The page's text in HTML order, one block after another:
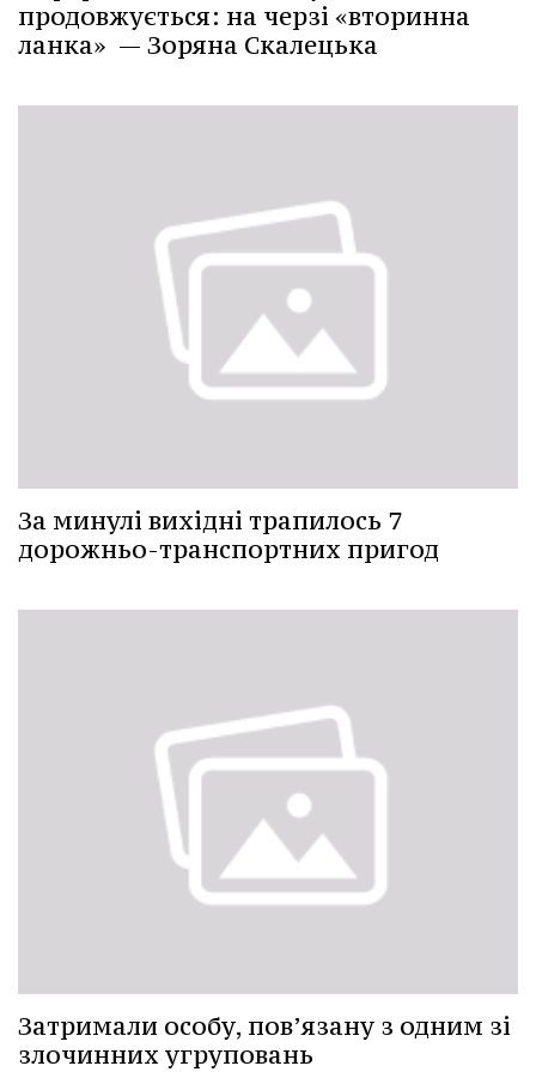
продовжується: на черзі «вторинна
ланка» — Зоряна Скалецька
За минулі вихідні трапилось 7
дорожньо-транспортних пригод
Затримали особу, пов’язану з одним зі
злочинних угруповань